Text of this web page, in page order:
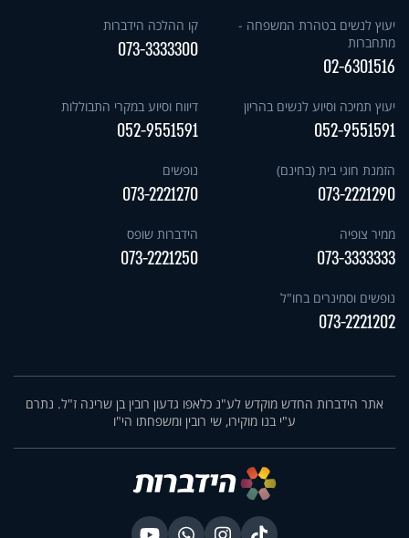
יעוץ לנשים בטהרת המשפחה -
מתחברות
02-6301516
קו ההלכה הידברות
073-3333300
יעוץ תמיכה וסיוע לנשים בהריון
052-9551591
דיווח וסיוע במקרי התבוללות
052-9551591
הזמנת חוגי בית (בחינם)
073-2221290
נופשים
073-2221270
ממיר צופיה
073-3333333
הידברות שופס
073-2221250
נופשים וסמינרים בחו"ל
073-2221202
אתר הידברות החדש מוקדש לע"נ כלאפו גדעון רובין בן שרינה ז"ל. נתרם
ע"י בנו מוקירו, שי רובין ומשפחתו הי"ו